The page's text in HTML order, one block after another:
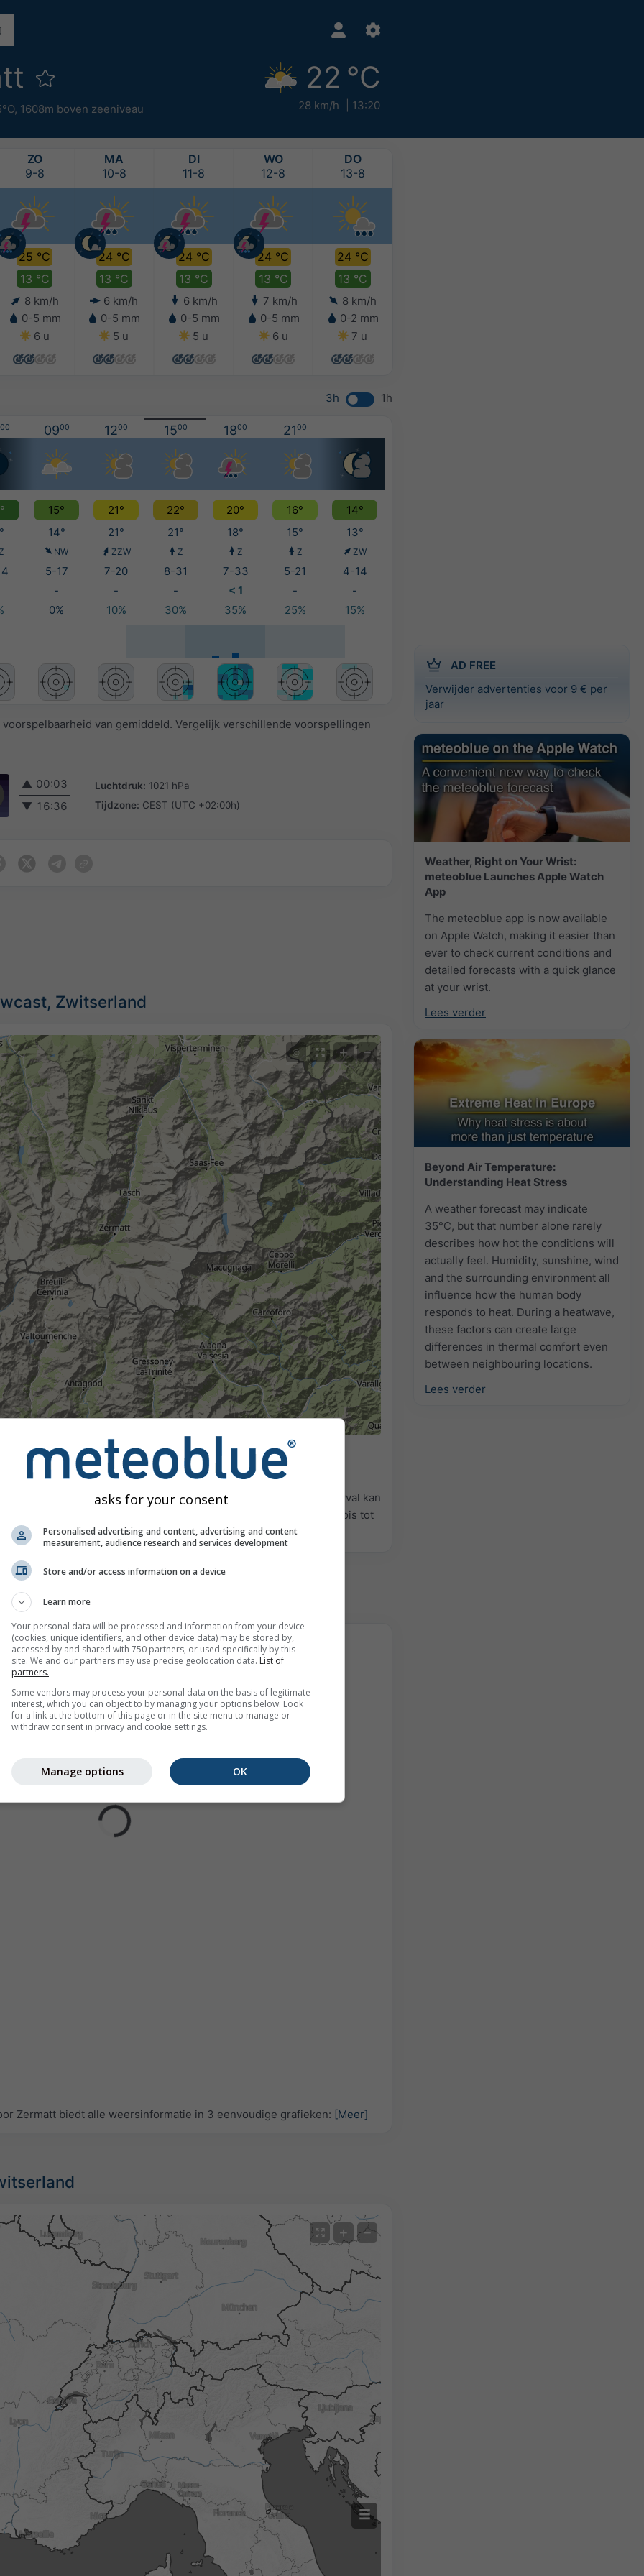
1608m boven zeeniveau
22 °C
28 km/h 13:20
AD FREE
Verwijder advertenties voor 9 € per
jaar
Weather, Right on Your Wrist:
meteoblue Launches Apple Watch
App
The meteoblue app is now available
on Apple Watch, making it easier than
ever to check current conditions and
detailed forecasts with a quick glance
at your wrist.
Lees verder
Beyond Air Temperature:
Understanding Heat Stress
A weather forecast may indicate
35°C, but that number alone rarely
describes how hot the conditions will
actually feel. Humidity, sunshine, wind
and the surrounding environment all
influence how the human body
responds to heat. During a heatwave,
these factors can create large
differences in thermal comfort even
between neighbouring locations.
Lees verder
ZO
9-8
25 °C
13 °C
8 km/h
0-5 mm
6 u
MA
10-8
24 °C
13 °C
6 km/h
0-5 mm
5 u
DI
11-8
24 °C
13 °C
6 km/h
0-5 mm
5 u
WO
12-8
24 °C
13 °C
7 km/h
0-5 mm
6 u
DO
13-8
24 °C
13 °C
8 km/h
0-2 mm
7 u
3h 1h
00 0900 1200 1500 1800 2100
15° 21° 22° 20° 16°
14°
14° 21° 21° 18° 15° 13°
Z NW ZZW Z Z Z ZW
5-17 7-20 8-31 7-33 5-21
4-14
- - - < 1 -
-
0% 10% 30% 35% 25% 15%
van gemiddeld. Vergelijk verschillende voorspellingen
▲ 00:03
▼ 16:36
Luchtdruk: 1021 hPa
Tijdzone: CEST (UTC +02:00h)
Zwitserland
© + −
Hevig
op Zermatt. Deze animatie toont de neerslagradarvoor het
2h-voorspelling
. Oranje kruisen geven bliksem aan. Gegevens
in de VS, Europa en Australië). Motregen of lichte sneeuwval kan
is met kleuren aangeduid, variërend van turkoois tot
voor Zermatt
Zermatt biedt alle weersinformatie in 3 eenvoudige grafieken: [Meer]
+ −
asks for your consent
Personalised advertising and content, advertising and content
measurement, audience research and services development
Store and/or access information on a device
Learn more
Your personal data will be processed and information from your device
(cookies, unique identifiers, and other device data) may be stored by,
accessed by and shared with 750 partners, or used specifically by this
site. We and our partners may use precise geolocation data. List of
partners.
Some vendors may process your personal data on the basis of legitimate
interest, which you can object to by managing your options below. Look
for a link at the bottom of this page or in the site menu to manage or
withdraw consent in privacy and cookie settings.
OK
Manage options